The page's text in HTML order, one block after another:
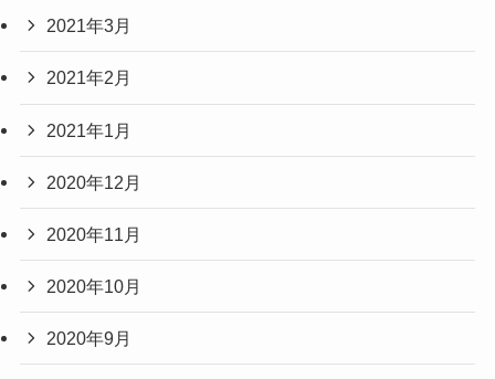
2021年3月
2021年2月
2021年1月
2020年12月
2020年11月
2020年10月
2020年9月